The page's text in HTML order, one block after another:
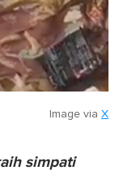
Image via X
simpati